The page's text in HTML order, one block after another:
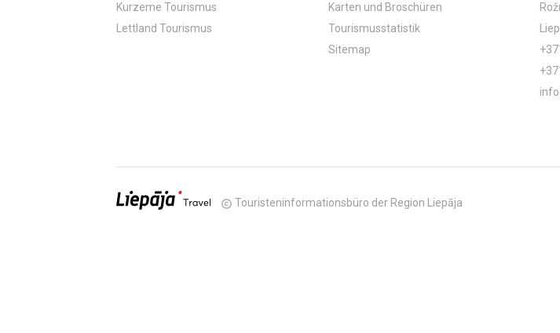
Kurzeme Tourismus
Lettland Tourismus
Karten und Broschüren
Tourismusstatistik
Sitemap
copyright Touristeninformationsbüro der Region Liepāja